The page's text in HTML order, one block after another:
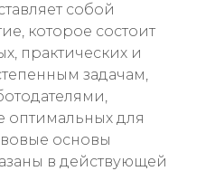
собой
которое состоит
практических и
задачам,
оптимальных для
основы
в действующей